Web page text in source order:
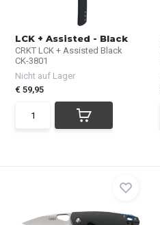
LCK + Assisted - Black
CRKT LCK + Assisted Black
CK-3801
Nicht auf Lager
€ 59,95